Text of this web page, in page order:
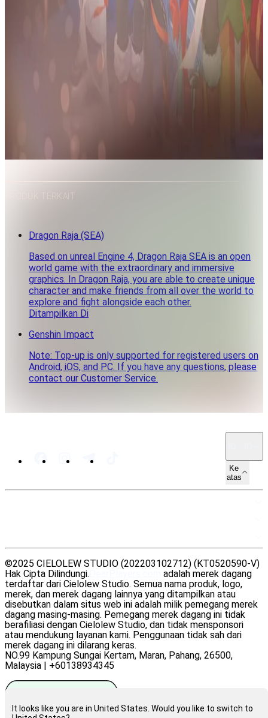
It looks like you are in United States. Would you like to switch to
PRODUK TERKAIT
Dragon Raja (SEA)
Based on unreal Engine 4, Dragon Raja SEA is an open
world game with the extraordinary and immersive
graphics. In Dragon Raja, you are able to create unique
character and make friends from all over the world to
explore and fight alongside each other.
Ditampilkan Di
Genshin Impact
Note: Top-up is only supported for registered users on
Android, iOS, and PC. If you have any questions, please
contact our Customer Service.
Ke
atas
©2025 CIELOLEW STUDIO (202203102712) (KT0520590-V)
Hak Cipta Dilindungi.
adalah merek dagang
terdaftar dari Cielolew Studio. Semua nama produk, logo,
merek, dan merek dagang lainnya yang ditampilkan atau
disebutkan dalam situs web ini adalah milik pemegang merek
dagang masing-masing. Pemegang merek dagang ini tidak
berafiliasi dengan Cielolew Studio, dan tidak mensponsori
atau mendukung layanan kami. Penggunaan tidak sah dari
merek dagang ini dilarang keras.
NO.99 Kampung Sungai Kertam, Maran, Pahang, 26500,
Malaysia | +60138934345